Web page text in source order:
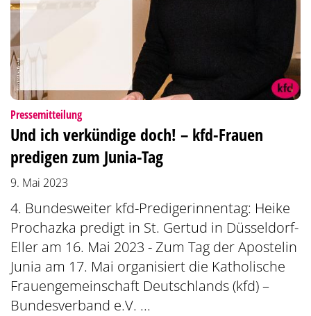
Pressemitteilung:
Und ich verkündige doch! – kfd-Frauen
predigen zum Junia-Tag
9. Mai 2023
4. Bundesweiter kfd-Predigerinnentag: Heike
Prochazka predigt in St. Gertud in Düsseldorf-
Eller am 16. Mai 2023 - Zum Tag der Apostelin
Junia am 17. Mai organisiert die Katholische
Frauengemeinschaft Deutschlands (kfd) –
Bundesverband e.V. ...